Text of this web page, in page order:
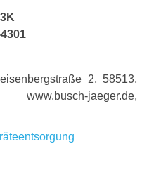
2, 58513,
jaeger.de,